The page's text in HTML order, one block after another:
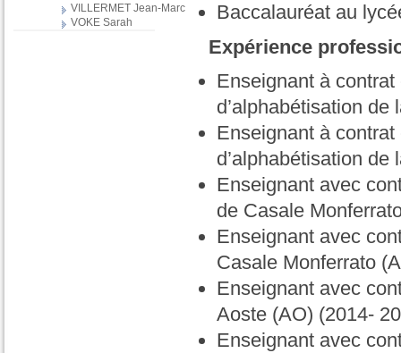
VILLERMET Jean-Marc
VOKE Sarah
Baccalauréat au
Expérience
Enseignant à contrat
d’alphabétisation
Enseignant à contrat
d’alphabétisation
Enseignant avec
de Casale
Enseignant avec
Casale Monferrato
Enseignant avec
Aoste (AO) (2014-
Enseignant avec